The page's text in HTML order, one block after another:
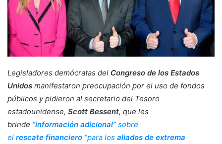
Legisladores demócratas del Congreso de los Estados
Unidos manifestaron preocupación por el uso de fondos
públicos y pidieron al secretario del Tesoro
estadounidense, Scott Bessent, que les
brinde “información adicional”sobre
el rescate financiero “para los aliados de extrema